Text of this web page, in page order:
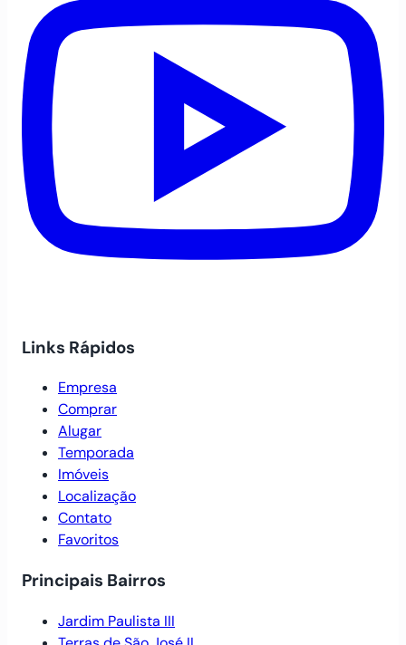
Links Rápidos
Empresa
Comprar
Alugar
Temporada
Imóveis
Localização
Contato
Favoritos
Principais Bairros
Jardim Paulista III